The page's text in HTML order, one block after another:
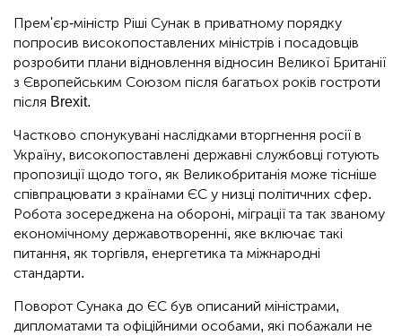
Прем'єр-міністр Ріші Сунак в приватному порядку
попросив високопоставлених міністрів і посадовців
розробити плани відновлення відносин Великої Британії
з Європейським Союзом після багатьох років гостроти
після Brexit.
Частково спонукувані наслідками вторгнення росії в
Україну, високопоставлені державні службовці готують
пропозиції щодо того, як Великобританія може тісніше
співпрацювати з країнами ЄС у низці політичних сфер.
Робота зосереджена на обороні, міграції та так званому
економічному державотворенні, яке включає такі
питання, як торгівля, енергетика та міжнародні
стандарти.
Поворот Сунака до ЄС був описаний міністрами,
дипломатами та офіційними особами, які побажали не